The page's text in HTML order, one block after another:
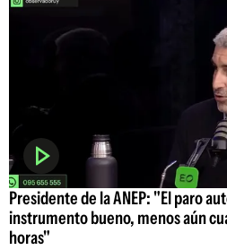
Presidente de la ANEP: "El paro
instrumento bueno, menos aún
horas"